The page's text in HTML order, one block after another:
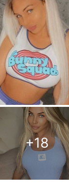
+18